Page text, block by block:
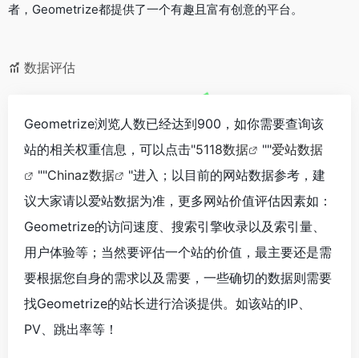
者，Geometrize都提供了一个有趣且富有创意的平台。
数据评估
Geometrize浏览人数已经达到900，如你需要查询该
站的相关权重信息，可以点击"5118数据 ""爱站数据
""Chinaz数据
"进入；以目前的网站数据参考，建
议大家请以爱站数据为准，更多网站价值评估因素如：
Geometrize的访问速度、搜索引擎收录以及索引量、
用户体验等；当然要评估一个站的价值，最主要还是需
要根据您自身的需求以及需要，一些确切的数据则需要
找Geometrize的站长进行洽谈提供。如该站的IP、
PV、跳出率等！